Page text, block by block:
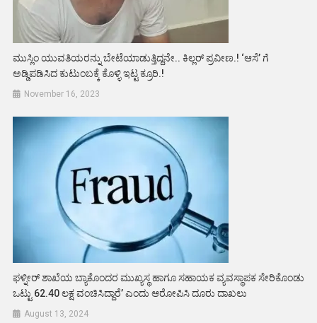
ಮುಸ್ಲಿಂ ಯುವತಿಯರನ್ನು ಬೇಟೆಯಾಡುತ್ತಿದ್ದನೇ.. ಕಿಲ್ಲರ್ ಪ್ರವೀಣ.! ‘ಆಸೆ’ ಗೆ
ಅಡ್ಡಿಪಡಿಸಿದ ಕುಟುಂಬಕ್ಕೆ ಕೊಳ್ಳಿ ಇಟ್ಟ ಕ್ರೂರಿ.!
November 16, 2023
ಫಳ್ನೀರ್‌ ಶಾಖೆಯ ಬ್ಯಾಕೊಂದರ ಮುಖ್ಯಸ್ಥ ಹಾಗೂ ಸಹಾಯಕ ವ್ಯವಸ್ಥಾಪಕ ಸೇರಿಕೊಂಡು
ಒಟ್ಟು 62.40 ಲಕ್ಷ ವಂಚಿಸಿದ್ದಾರೆ’ ಎಂದು ಆರೋಪಿಸಿ ದೂರು ದಾಖಲು
August 13, 2024